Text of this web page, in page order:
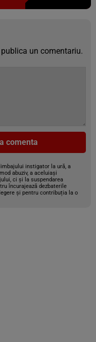
un comentariu.
comenta
instigator la ură, a
abuziv, a aceluiași
ci și la suspendarea
încurajează dezbaterile
și pentru contribuția la o